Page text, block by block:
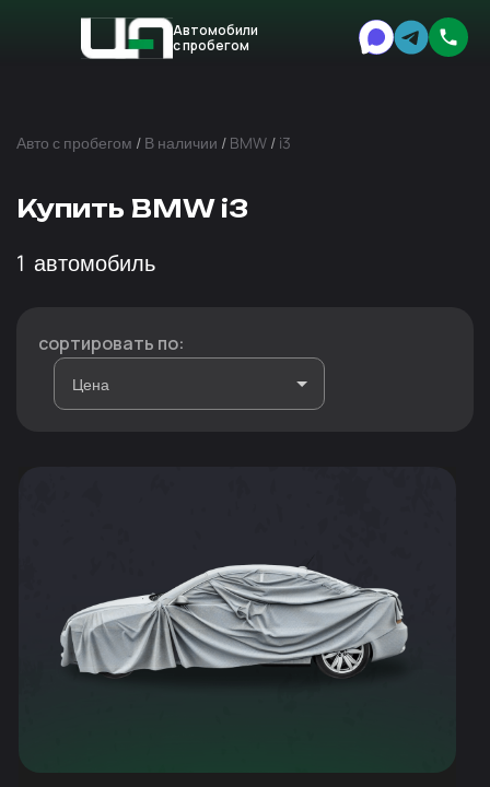
Автомобили
с пробегом
Авто с пробегом / В наличии / BMW / i3
Купить BMW i3
1 автомобиль
сортировать по: